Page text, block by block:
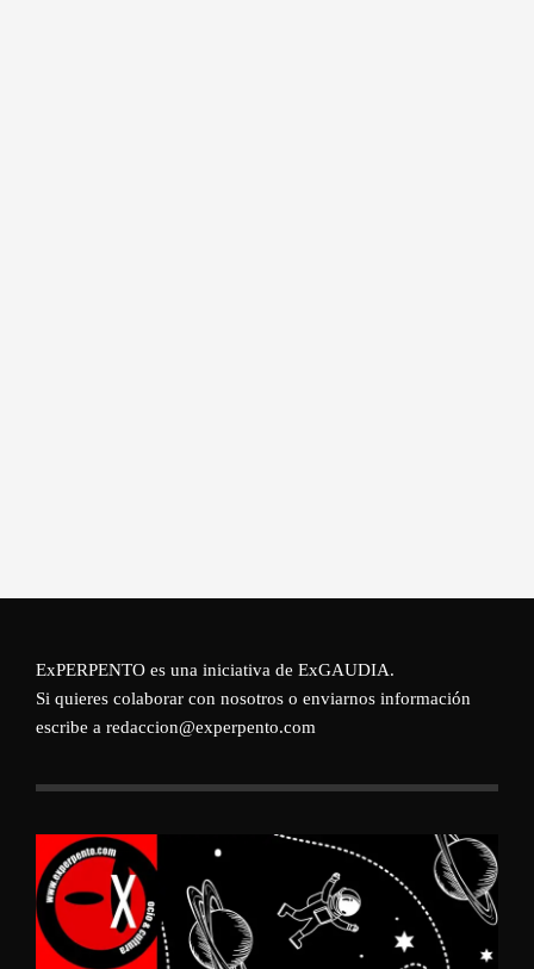
ExPERPENTO es una iniciativa de ExGAUDIA.
Si quieres colaborar con nosotros o enviarnos información
escribe a redaccion@experpento.com